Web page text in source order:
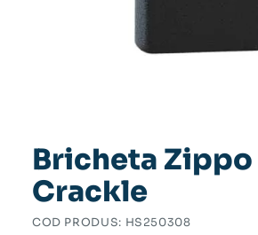
Bricheta
Crackle
COD PRODUS: HS250308